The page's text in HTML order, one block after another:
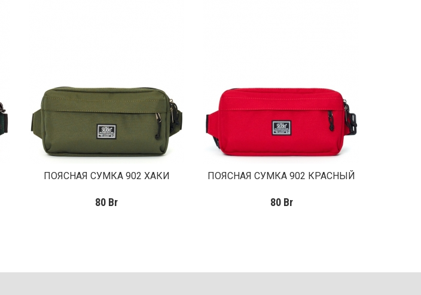
ПОЯСНАЯ СУМКА 902 ХАКИ
80 Br
ПОЯСНАЯ СУМКА 902 КРАСНЫЙ
80 Br